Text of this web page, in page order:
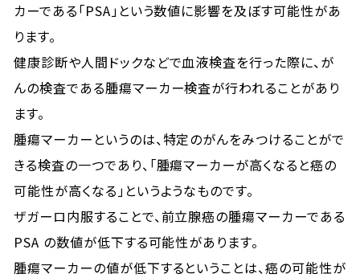
カーである「PSA」という数値に影響を及ぼす可能性があ
ります。
健康診断や人間ドックなどで血液検査を行った際に、が
んの検査である腫瘍マーカー検査が行われることがあり
ます。
腫瘍マーカーというのは、特定のがんをみつけることがで
きる検査の一つであり、「腫瘍マーカーが高くなると癌の
可能性が高くなる」というようなものです。
ザガーロ内服することで、前立腺癌の腫瘍マーカーである
PSA の数値が低下する可能性があります。
腫瘍マーカーの値が低下するということは、癌の可能性が